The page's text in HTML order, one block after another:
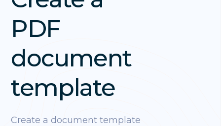
PDF
document
template
Create a document template